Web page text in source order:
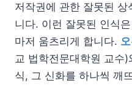
저작권에 관한 잘못된
니다. 이런 잘못된 인식
마저 움츠리게 합니다.
교 법학전문대학원 교수
식, 그 신화를 하나씩 깨